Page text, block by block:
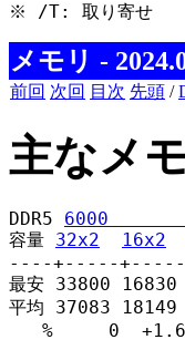
※ /T: 取り寄せ
メモリ -
前回 次回 目次 先頭 /
主なメ
DDR5 6000
容量 32x2 16x2
----+-----
最安 33800
平均 37083
%     0